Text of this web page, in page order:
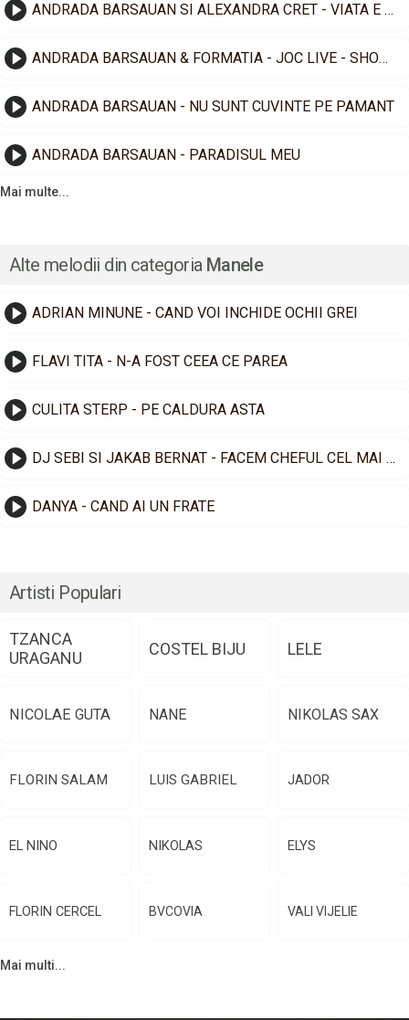
ANDRADA BARSAUAN SI ALEXANDRA CRET - VIATA E CASTIGATOARE
ANDRADA BARSAUAN & FORMATIA - JOC LIVE - SHOW 2023
ANDRADA BARSAUAN - NU SUNT CUVINTE PE PAMANT
ANDRADA BARSAUAN - PARADISUL MEU
Mai multe...
Alte melodii din categoria Manele
ADRIAN MINUNE - CAND VOI INCHIDE OCHII GREI
FLAVI TITA - N-A FOST CEEA CE PAREA
CULITA STERP - PE CALDURA ASTA
DJ SEBI SI JAKAB BERNAT - FACEM CHEFUL CEL MAI TARE
DANYA - CAND AI UN FRATE
Artisti Populari
TZANCA
URAGANU
COSTEL BIJU LELE
NICOLAE GUTA NANE NIKOLAS SAX
FLORIN SALAM LUIS GABRIEL JADOR
EL NINO NIKOLAS ELYS
FLORIN CERCEL BVCOVIA VALI VIJELIE
Mai multi...